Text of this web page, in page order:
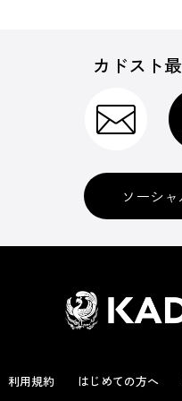
カドスト
ソーシ
利用規約 はじめての方へ